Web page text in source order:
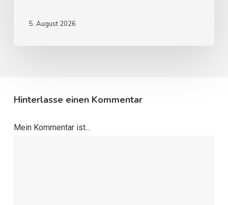
5. August 2026
Hinterlasse einen Kommentar
Mein Kommentar ist...